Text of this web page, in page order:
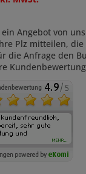
ein Angebot von
Plz mitteilen,
die Anfrage den